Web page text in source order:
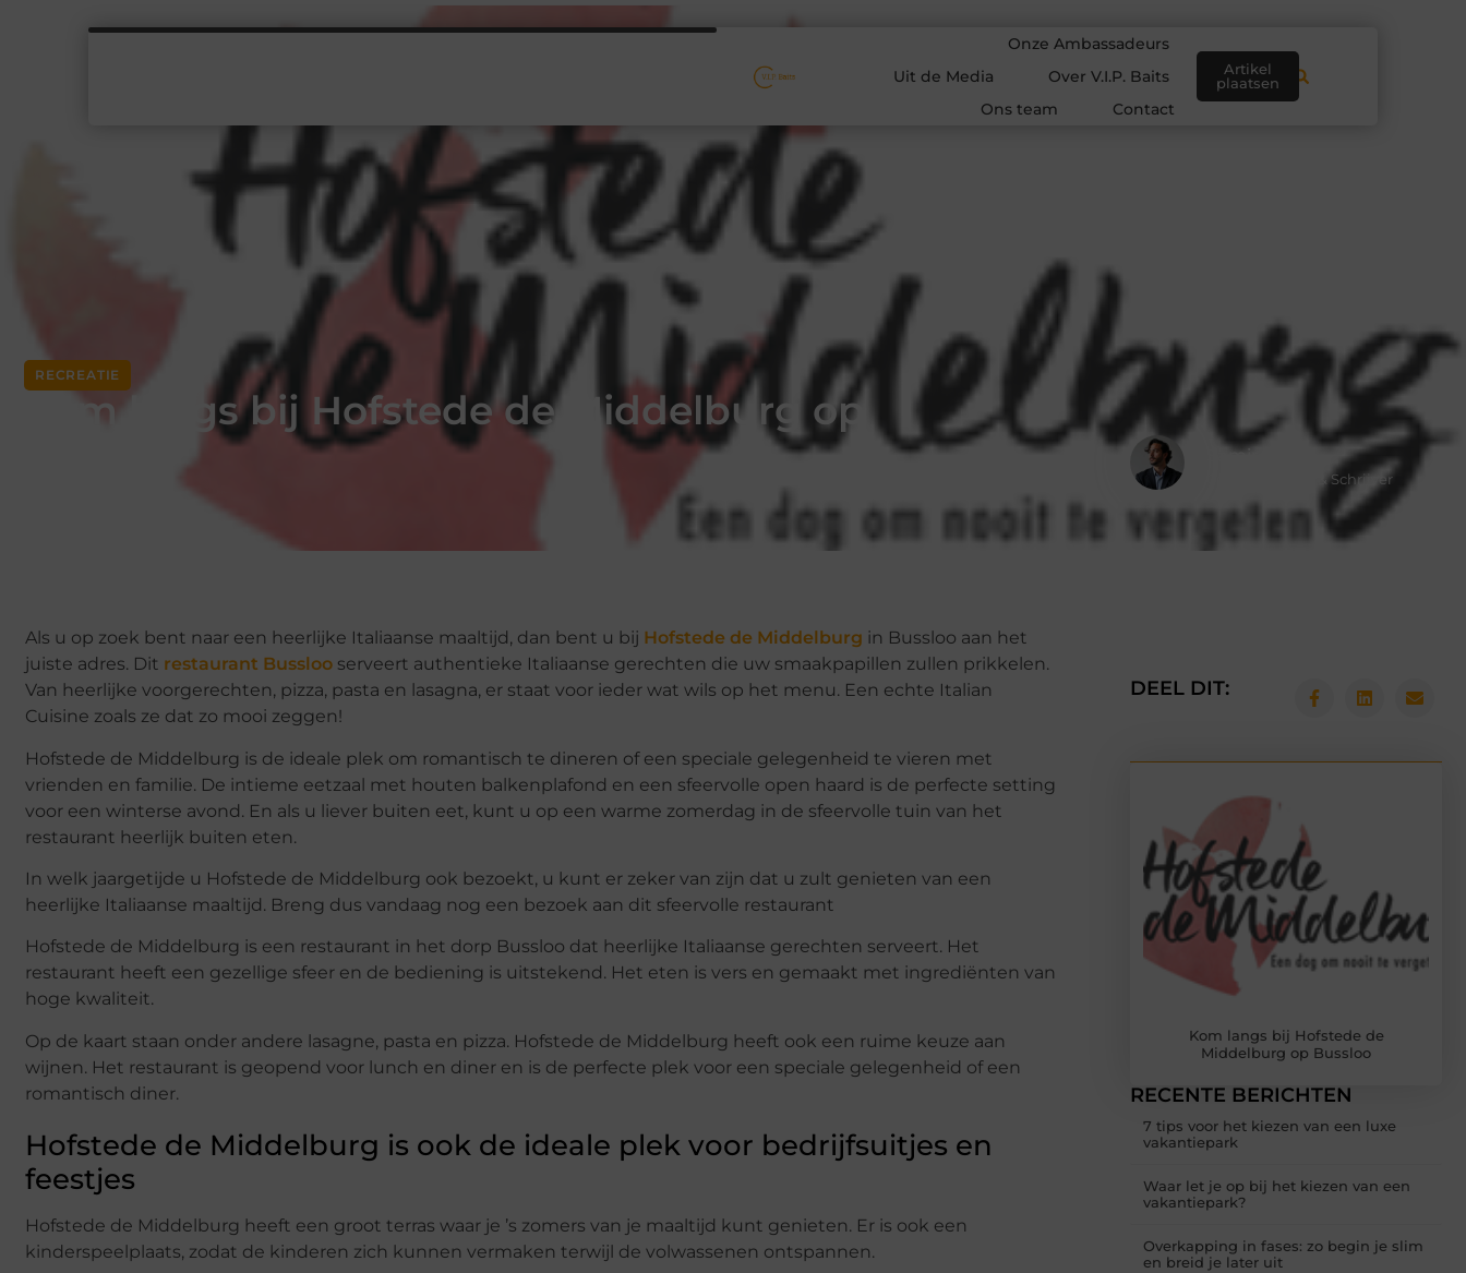
Onze Ambassadeurs
Uit de Media
Over V.I.P. Baits
Ons team
Contact
Artikel
plaatsen
RECREATIE
Kom langs bij Hofstede de Middelburg op
Samir Blom
Contentcurator & Schrijver
Als u op zoek bent naar een heerlijke Italiaanse maaltijd, dan bent u bij Hofstede de Middelburg in Bussloo aan het
juiste adres. Dit restaurant Bussloo serveert authentieke Italiaanse gerechten die uw smaakpapillen zullen prikkelen.
Van heerlijke voorgerechten, pizza, pasta en lasagna, er staat voor ieder wat wils op het menu. Een echte Italian
Cuisine zoals ze dat zo mooi zeggen!
Hofstede de Middelburg is de ideale plek om romantisch te dineren of een speciale gelegenheid te vieren met
vrienden en familie. De intieme eetzaal met houten balkenplafond en een sfeervolle open haard is de perfecte setting
voor een winterse avond. En als u liever buiten eet, kunt u op een warme zomerdag in de sfeervolle tuin van het
restaurant heerlijk buiten eten.
In welk jaargetijde u Hofstede de Middelburg ook bezoekt, u kunt er zeker van zijn dat u zult genieten van een
heerlijke Italiaanse maaltijd. Breng dus vandaag nog een bezoek aan dit sfeervolle restaurant
Hofstede de Middelburg is een restaurant in het dorp Bussloo dat heerlijke Italiaanse gerechten serveert. Het
restaurant heeft een gezellige sfeer en de bediening is uitstekend. Het eten is vers en gemaakt met ingrediënten van
hoge kwaliteit.
Op de kaart staan onder andere lasagne, pasta en pizza. Hofstede de Middelburg heeft ook een ruime keuze aan
wijnen. Het restaurant is geopend voor lunch en diner en is de perfecte plek voor een speciale gelegenheid of een
romantisch diner.
Hofstede de Middelburg is ook de ideale plek voor bedrijfsuitjes en
feestjes
Hofstede de Middelburg heeft een groot terras waar je ’s zomers van je maaltijd kunt genieten. Er is ook een
kinderspeelplaats, zodat de kinderen zich kunnen vermaken terwijl de volwassenen ontspannen.
DEEL DIT:
Kom langs bij Hofstede de
Middelburg op Bussloo
RECENTE BERICHTEN
7 tips voor het kiezen van een luxe
vakantiepark
Waar let je op bij het kiezen van een
vakantiepark?
Overkapping in fases: zo begin je slim
en breid je later uit